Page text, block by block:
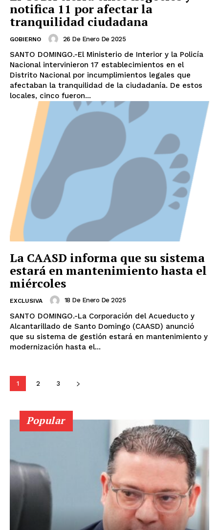
notifica 11 por afectar la
tranquilidad ciudadana
GOBIERNO 26 De Enero De 2025
SANTO DOMINGO.-El Ministerio de Interior y la Policía
Nacional intervinieron 17 establecimientos en el
Distrito Nacional por incumplimientos legales que
afectaban la tranquilidad de la ciudadanía. De estos
locales, cinco fueron...
La CAASD informa que su sistema
estará en mantenimiento hasta el
miércoles
EXCLUSIVA 18 De Enero De 2025
SANTO DOMINGO.-La Corporación del Acueducto y
Alcantarillado de Santo Domingo (CAASD) anunció
que su sistema de gestión estará en mantenimiento y
modernización hasta el...
1 2 3
Popular